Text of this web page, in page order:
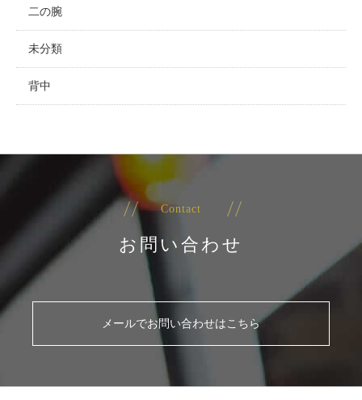
二の腕
未分類
背中
Contact
お問い合わせ
メールでお問い合わせはこちら